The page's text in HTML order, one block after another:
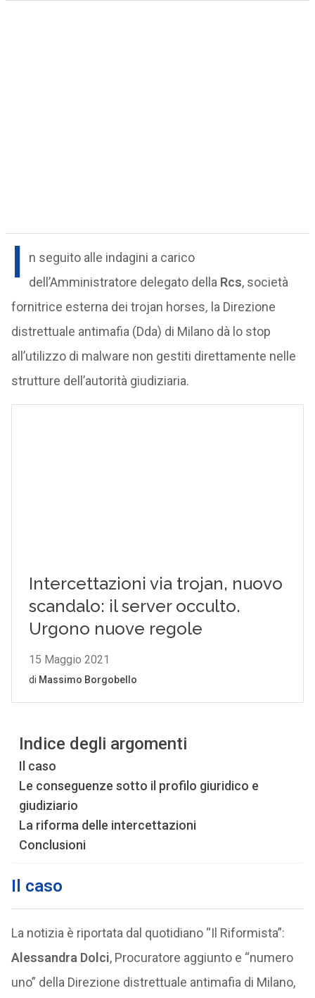
I
n seguito alle indagini a carico
dell’Amministratore delegato della Rcs, società
fornitrice esterna dei trojan horses, la Direzione
distrettuale antimafia (Dda) di Milano dà lo stop
all’utilizzo di malware non gestiti direttamente nelle
strutture dell’autorità giudiziaria.
Indice degli argomenti
Il caso
Le conseguenze sotto il profilo giuridico e
giudiziario
La riforma delle intercettazioni
Conclusioni
Il caso
La notizia è riportata dal quotidiano “Il Riformista”:
Alessandra Dolci, Procuratore aggiunto e “numero
uno” della Direzione distrettuale antimafia di Milano,